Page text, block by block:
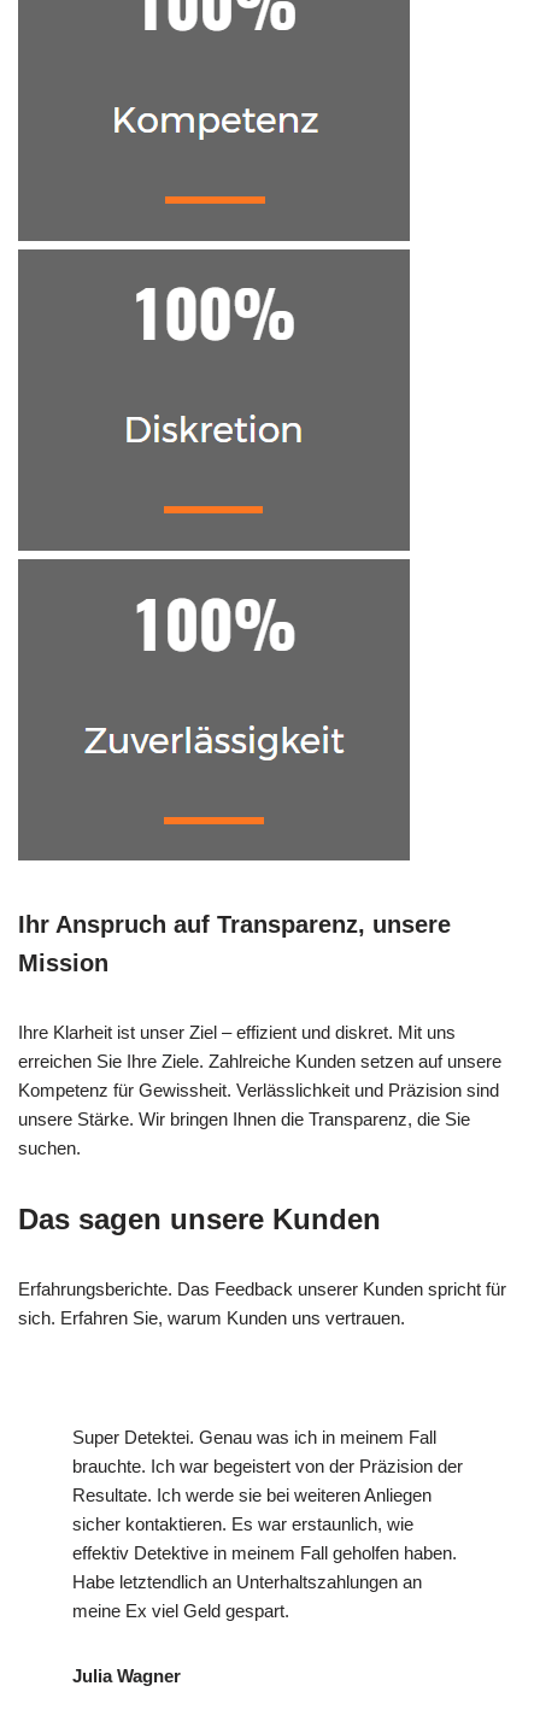
Ihr Anspruch auf Transparenz, unsere
Mission
Ihre Klarheit ist unser Ziel – effizient und diskret. Mit uns
erreichen Sie Ihre Ziele. Zahlreiche Kunden setzen auf unsere
Kompetenz für Gewissheit. Verlässlichkeit und Präzision sind
unsere Stärke. Wir bringen Ihnen die Transparenz, die Sie
suchen.
Das sagen unsere Kunden
Erfahrungsberichte. Das Feedback unserer Kunden spricht für
sich. Erfahren Sie, warum Kunden uns vertrauen.
Super Detektei. Genau was ich in meinem Fall
brauchte. Ich war begeistert von der Präzision der
Resultate. Ich werde sie bei weiteren Anliegen
sicher kontaktieren. Es war erstaunlich, wie
effektiv Detektive in meinem Fall geholfen haben.
Habe letztendlich an Unterhaltszahlungen an
meine Ex viel Geld gespart.
Julia Wagner